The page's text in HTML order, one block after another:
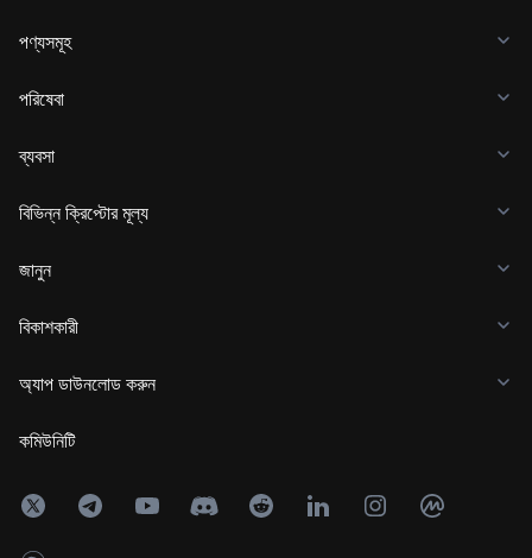
পণ্যসমূহ
পরিষেবা
ব্যবসা
বিভিন্ন ক্রিপ্টোর মূল্য
জানুন
বিকাশকারী
অ্যাপ ডাউনলোড করুন
কমিউনিটি